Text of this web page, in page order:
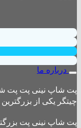
درباره ما
چیتگر یکی از بزرگترین
پت شاپ نینی پت